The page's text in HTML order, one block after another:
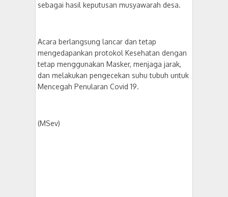
sebagai hasil keputusan musyawarah desa.
Acara berlangsung lancar dan tetap
mengedapankan protokol Kesehatan dengan
tetap menggunakan Masker, menjaga jarak,
dan melakukan pengecekan suhu tubuh untuk
Mencegah Penularan Covid 19.
(MSev)